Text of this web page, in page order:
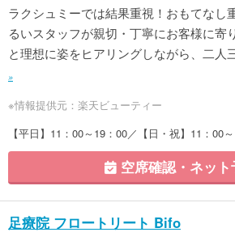
ラクシュミーでは結果重視！おもてなし
るいスタッフが親切・丁寧にお客様に寄
と理想に姿をヒアリングしながら、二人
»
※情報提供元：楽天ビューティー
【平日】11：00～19：00／【日・祝】11：00
空席確認・ネット
足療院 フロートリート Bifo